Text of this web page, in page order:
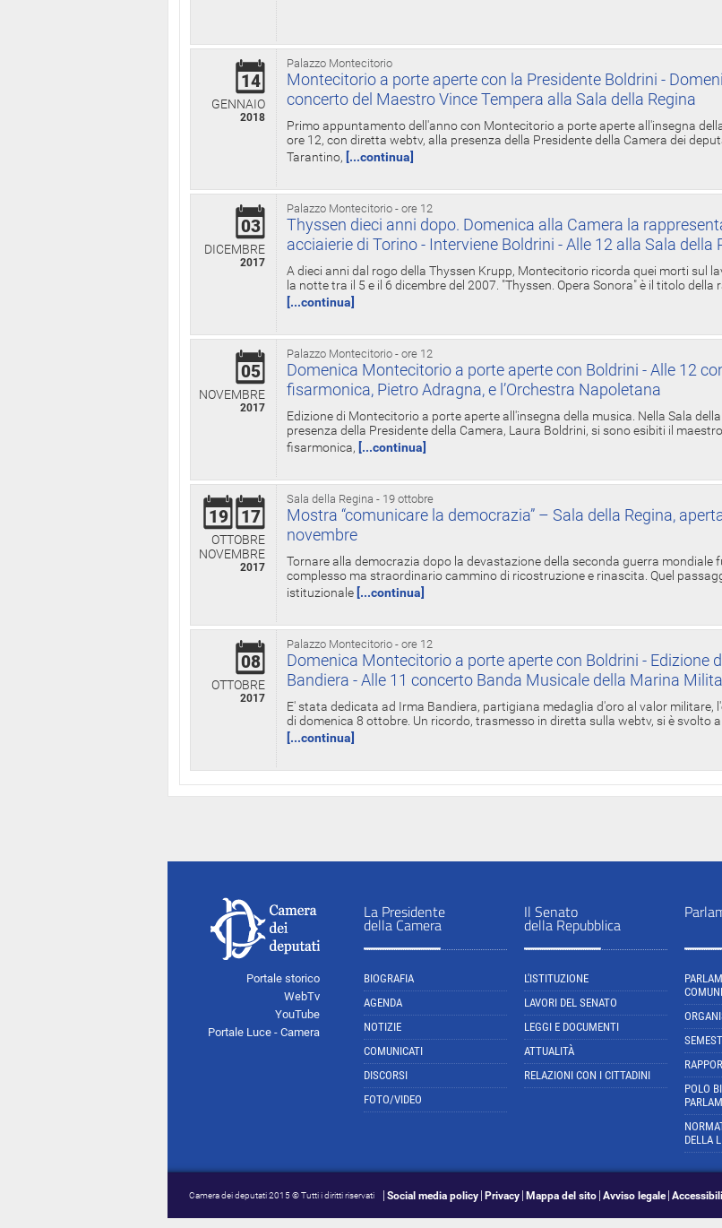
Palazzo Montecitorio
14
GENNAIO
2018
Montecitorio a porte aperte con la Presidente Boldrini -
concerto del Maestro Vince Tempera alla Sala della Regina
Primo appuntamento dell'anno con Montecitorio a porte aperte all'insegna
ore 12, con diretta webtv, alla presenza della Presidente della Camera dei
Tarantino, [...continua]
Palazzo Montecitorio - ore 12
03
DICEMBRE
2017
Thyssen dieci anni dopo. Domenica alla Camera la
acciaierie di Torino - Interviene Boldrini - Alle 12 alla Sala della
A dieci anni dal rogo della Thyssen Krupp, Montecitorio ricorda quei morti sul
la notte tra il 5 e il 6 dicembre del 2007. "Thyssen. Opera Sonora" è il titolo
[...continua]
Palazzo Montecitorio - ore 12
05
NOVEMBRE
2017
Domenica Montecitorio a porte aperte con Boldrini - Alle 12
fisarmonica, Pietro Adragna, e l’Orchestra Napoletana
Edizione di Montecitorio a porte aperte all'insegna della musica. Nella Sala
presenza della Presidente della Camera, Laura Boldrini, si sono esibiti il
fisarmonica, [...continua]
Sala della Regina - 19 ottobre
19 17
OTTOBRE
NOVEMBRE
2017
Mostra “comunicare la democrazia” – Sala della Regina,
novembre
Tornare alla democrazia dopo la devastazione della seconda guerra mondiale
complesso ma straordinario cammino di ricostruzione e rinascita. Quel
istituzionale [...continua]
Palazzo Montecitorio - ore 12
08
OTTOBRE
2017
Domenica Montecitorio a porte aperte con Boldrini - Edizione
Bandiera - Alle 11 concerto Banda Musicale della Marina
E' stata dedicata ad Irma Bandiera, partigiana medaglia d'oro al valor militare,
di domenica 8 ottobre. Un ricordo, trasmesso in diretta sulla webtv, si è svolto
[...continua]
Portale storico
WebTv
YouTube
Portale Luce - Camera
La Presidente
della Camera
BIOGRAFIA
AGENDA
NOTIZIE
COMUNICATI
DISCORSI
FOTO/VIDEO
Il Senato
della Repubblica
L'ISTITUZIONE
LAVORI DEL SENATO
LEGGI E DOCUMENTI
ATTUALITÀ
RELAZIONI CON I CITTADINI
POLO
DELLA
Camera dei deputati 2015 © Tutti i diritti riservati Social media policy Privacy Mappa del sito Avviso legale